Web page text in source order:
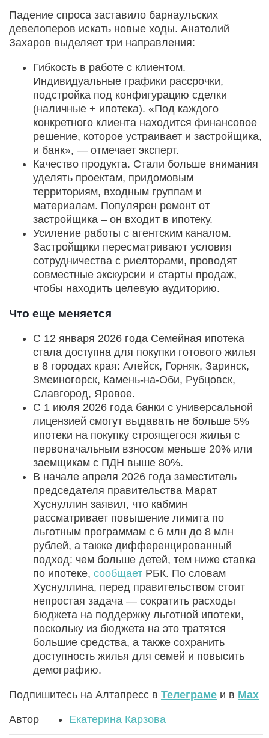
Падение спроса заставило барнаульских
девелоперов искать новые ходы. Анатолий
Захаров выделяет три направления:
Гибкость в работе с клиентом.
Индивидуальные графики рассрочки,
подстройка под конфигурацию сделки
(наличные + ипотека). «Под каждого
конкретного клиента находится финансовое
решение, которое устраивает и застройщика,
и банк», — отмечает эксперт.
Качество продукта. Стали больше внимания
уделять проектам, придомовым
территориям, входным группам и
материалам. Популярен ремонт от
застройщика – он входит в ипотеку.
Усиление работы с агентским каналом.
Застройщики пересматривают условия
сотрудничества с риелторами, проводят
совместные экскурсии и старты продаж,
чтобы находить целевую аудиторию.
Что еще меняется
С 12 января 2026 года Семейная ипотека
стала доступна для покупки готового жилья
в 8 городах края: Алейск, Горняк, Заринск,
Змеиногорск, Камень-на-Оби, Рубцовск,
Славгород, Яровое.
С 1 июля 2026 года банки с универсальной
лицензией смогут выдавать не больше 5%
ипотеки на покупку строящегося жилья с
первоначальным взносом меньше 20% или
заемщикам с ПДН выше 80%.
В начале апреля 2026 года заместитель
председателя правительства Марат
Хуснуллин заявил, что кабмин
рассматривает повышение лимита по
льготным программам с 6 млн до 8 млн
рублей, а также дифференцированный
подход: чем больше детей, тем ниже ставка
по ипотеке, сообщает РБК. По словам
Хуснуллина, перед правительством стоит
непростая задача — сократить расходы
бюджета на поддержку льготной ипотеки,
поскольку из бюджета на это тратятся
большие средства, а также сохранить
доступность жилья для семей и повысить
демографию.
Подпишитесь на Алтапресс в Телеграме и в Max
Автор Екатерина Карзова